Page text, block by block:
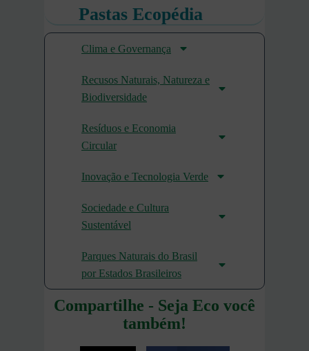
Pastas Ecopédia
Clima e Governança
Recusos Naturais, Natureza e
Biodiversidade
Resíduos e Economia
Circular
Inovação e Tecnologia Verde
Sociedade e Cultura
Sustentável
Parques Naturais do Brasil
por Estados Brasileiros
Compartilhe - Seja Eco você
também!